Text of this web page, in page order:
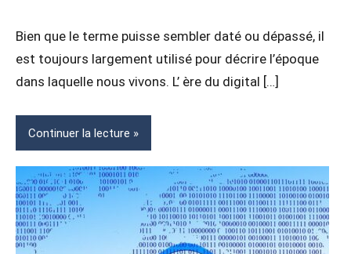
ARTIFICIELLE
(IA)
Bien que le terme puisse sembler daté ou dépassé, il
est toujours largement utilisé pour décrire l’époque
dans laquelle nous vivons. L’ ère du digital […]
Continuer la lecture